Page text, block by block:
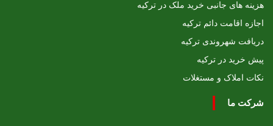
هزینه های جانبی خرید ملک در ترکیه
اجازه اقامت دائم ترکیه
دریافت شهروندی ترکیه
پیش خرید در ترکیه
نکات املاک و مستغلات
شرکت ما